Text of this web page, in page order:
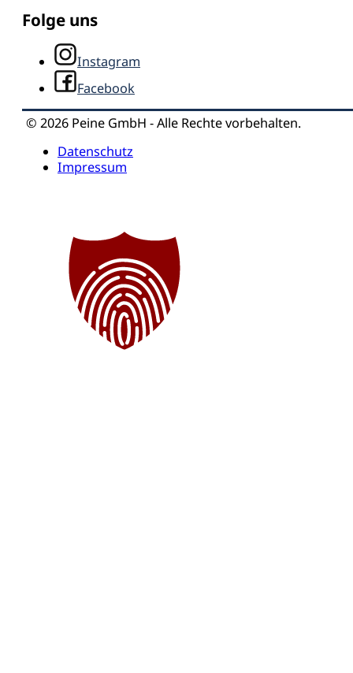
Folge uns
Instagram
Facebook
© 2026 Peine GmbH - Alle Rechte vorbehalten.
Datenschutz
Impressum